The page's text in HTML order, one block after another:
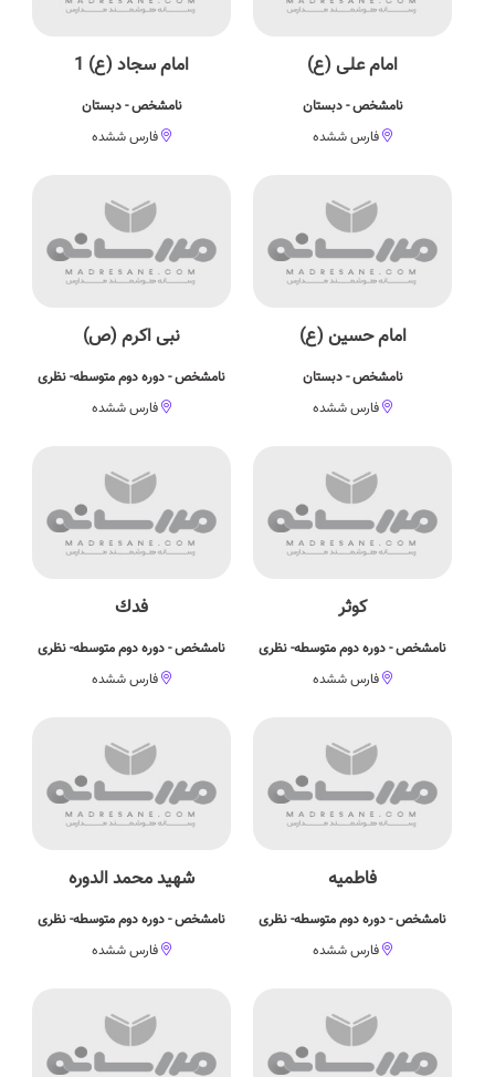
امام علی (ع)
نامشخص - دبستان
فارس ششده
امام سجاد (ع) 1
نامشخص - دبستان
فارس ششده
امام حسین (ع)
نامشخص - دبستان
فارس ششده
نبی اکرم (ص)
نامشخص - دوره دوم متوسطه- نظری
فارس ششده
کوثر
نامشخص - دوره دوم متوسطه- نظری
فارس ششده
فدك
نامشخص - دوره دوم متوسطه- نظری
فارس ششده
فاطمیه
نامشخص - دوره دوم متوسطه- نظری
فارس ششده
شهید محمد الدوره
نامشخص - دوره دوم متوسطه- نظری
فارس ششده